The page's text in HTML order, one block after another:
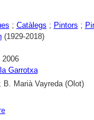
; Catàlegs ; Pintors ;
(1929-2018)
2006
Garrotxa
B. Marià Vayreda (Olot)